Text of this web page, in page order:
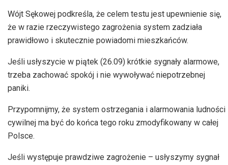
Wójt Sękowej podkreśla, że celem testu jest upewnienie się,
że w razie rzeczywistego zagrożenia system zadziała
prawidłowo i skutecznie powiadomi mieszkańców.
Jeśli usłyszycie w piątek (26.09) krótkie sygnały alarmowe,
trzeba zachować spokój i nie wywoływać niepotrzebnej
paniki.
Przypomnijmy, że system ostrzegania i alarmowania ludności
cywilnej ma być do końca tego roku zmodyfikowany w całej
Polsce.
Jeśli występuje prawdziwe zagrożenie – usłyszymy sygnał